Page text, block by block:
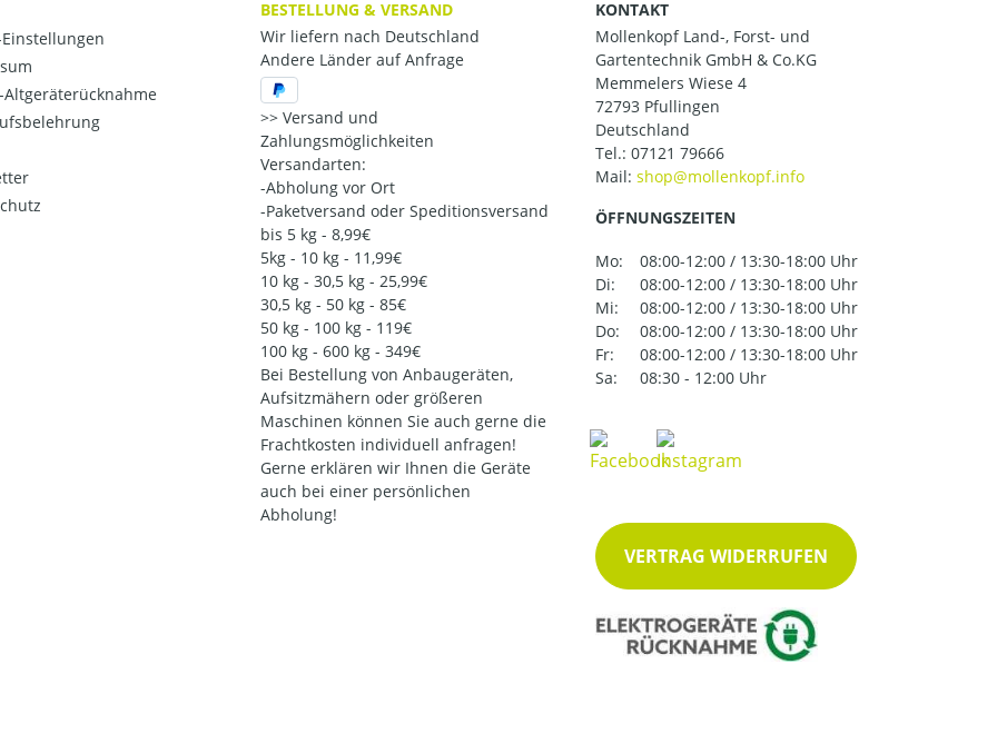
Einstellungen
Altgeräterücknahme
BESTELLUNG & VERSAND
Wir liefern nach Deutschland
Andere Länder auf Anfrage
Versand und
Zahlungsmöglichkeiten
Versandarten:
-Abholung vor Ort
-Paketversand oder Speditionsversand
bis 5 kg - 8,99€
5kg - 10 kg - 11,99€
10 kg - 30,5 kg - 25,99€
30,5 kg - 50 kg - 85€
50 kg - 100 kg - 119€
100 kg - 600 kg - 349€
Bei Bestellung von Anbaugeräten,
Aufsitzmähern oder größeren
Maschinen können Sie auch gerne die
Frachtkosten individuell anfragen!
Gerne erklären wir Ihnen die Geräte
auch bei einer persönlichen
Abholung!
KONTAKT
Mollenkopf Land-, Forst- und
Gartentechnik GmbH & Co.KG
Memmelers Wiese 4
72793 Pfullingen
Deutschland
Tel.: 07121 79666
Mail:
ÖFFNUNGSZEITEN
Mo:
08:00-12:00 / 13:30-18:00 Uhr
Di:
08:00-12:00 / 13:30-18:00 Uhr
Mi:
08:00-12:00 / 13:30-18:00 Uhr
Do:
08:00-12:00 / 13:30-18:00 Uhr
Fr:
08:00-12:00 / 13:30-18:00 Uhr
Sa:
08:30 - 12:00 Uhr
VERTRAG WIDERRUFEN